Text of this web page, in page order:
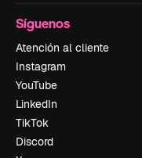
Síguenos
Atención al cliente
Instagram
YouTube
LinkedIn
TikTok
Discord